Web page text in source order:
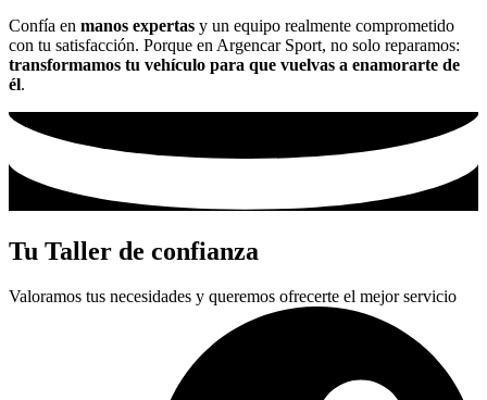
Confía en manos expertas y un equipo realmente comprometido
con tu satisfacción. Porque en Argencar Sport, no solo reparamos:
transformamos tu vehículo para que vuelvas a enamorarte de
él.
Tu Taller de confianza
Valoramos tus necesidades y queremos ofrecerte el mejor servicio